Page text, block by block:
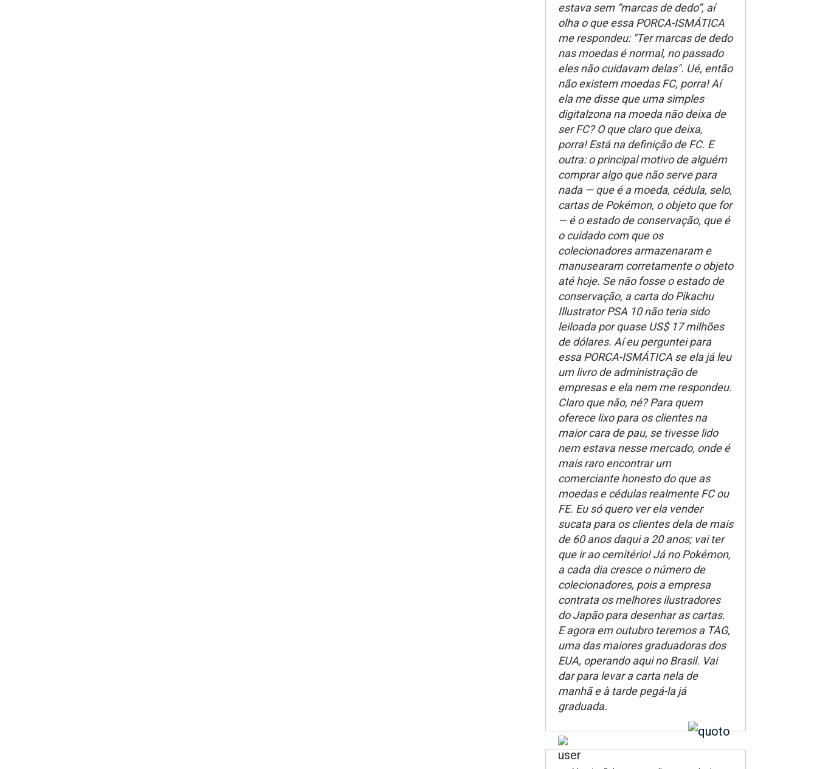
estava sem “marcas de dedo”, aí
olha o que essa PORCA-ISMÁTICA
me respondeu: "Ter marcas de dedo
nas moedas é normal, no passado
eles não cuidavam delas". Ué, então
não existem moedas FC, porra! Aí
ela me disse que uma simples
digitalzona na moeda não deixa de
ser FC? O que claro que deixa,
porra! Está na definição de FC. E
outra: o principal motivo de alguém
comprar algo que não serve para
nada — que é a moeda, cédula, selo,
cartas de Pokémon, o objeto que for
— é o estado de conservação, que é
o cuidado com que os
colecionadores armazenaram e
manusearam corretamente o objeto
até hoje. Se não fosse o estado de
conservação, a carta do Pikachu
Illustrator PSA 10 não teria sido
leiloada por quase US$ 17 milhões
de dólares. Aí eu perguntei para
essa PORCA-ISMÁTICA se ela já leu
um livro de administração de
empresas e ela nem me respondeu.
Claro que não, né? Para quem
oferece lixo para os clientes na
maior cara de pau, se tivesse lido
nem estava nesse mercado, onde é
mais raro encontrar um
comerciante honesto do que as
moedas e cédulas realmente FC ou
FE. Eu só quero ver ela vender
sucata para os clientes dela de mais
de 60 anos daqui a 20 anos; vai ter
que ir ao cemitério! Já no Pokémon,
a cada dia cresce o número de
colecionadores, pois a empresa
contrata os melhores ilustradores
do Japão para desenhar as cartas.
E agora em outubro teremos a TAG,
uma das maiores graduadoras dos
EUA, operando aqui no Brasil. Vai
dar para levar a carta nela de
manhã e à tarde pegá-la já
graduada.